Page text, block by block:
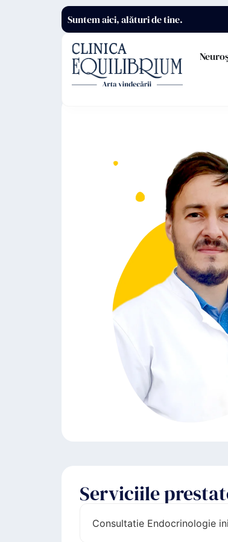
Suntem aici, alături de tine.
Serviciile
Consultatie Endocrinologie